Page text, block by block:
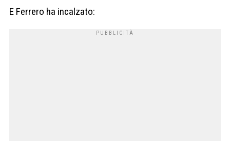
E Ferrero ha incalzato: